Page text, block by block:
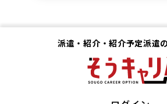
派遣・紹介・紹介予定派遣